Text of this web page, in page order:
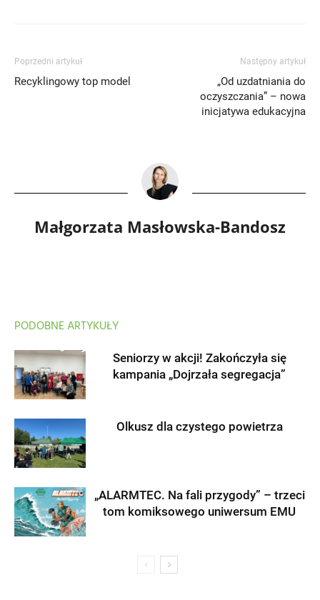
Poprzedni artykuł
Recyklingowy top model
Następny artykuł
„Od uzdatniania do
oczyszczania” – nowa
inicjatywa edukacyjna
Małgorzata Masłowska-Bandosz
PODOBNE ARTYKUŁY
Seniorzy w akcji! Zakończyła się
kampania „Dojrzała segregacja”
Olkusz dla czystego powietrza
„ALARMTEC. Na fali przygody” – trzeci
tom komiksowego uniwersum EMU